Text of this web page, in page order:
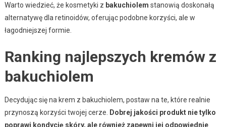
Warto wiedzieć, że kosmetyki z bakuchiolem stanowią doskonałą
alternatywę dla retinoidów, oferując podobne korzyści, ale w
łagodniejszej formie.
Ranking najlepszych kremów z
bakuchiolem
Decydując się na krem z bakuchiolem, postaw na te, które realnie
przynoszą korzyści twojej cerze.
Dobrej jakości produkt nie tylko
poprawi kondycję skóry, ale również zapewni jej odpowiednie